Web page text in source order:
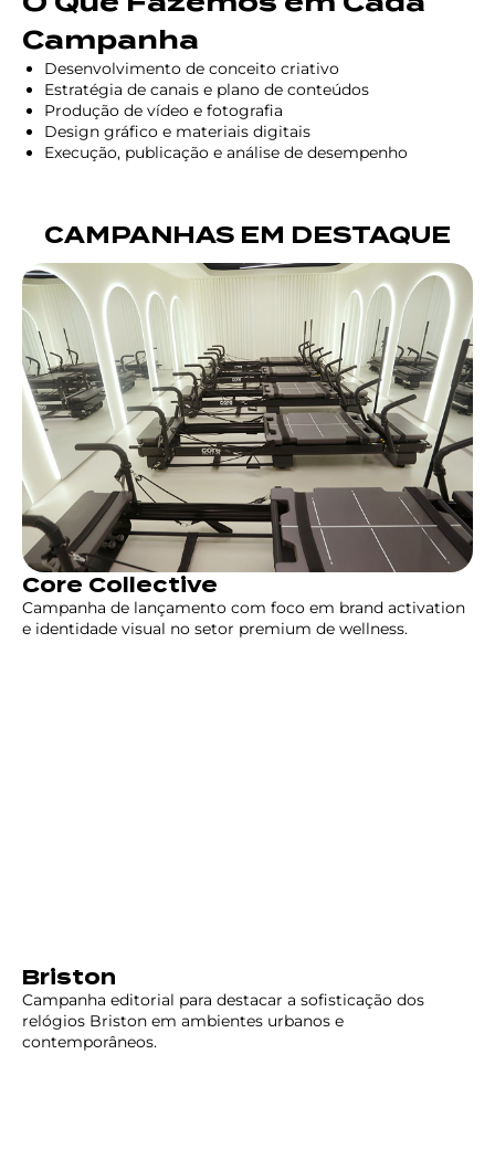
Campanha
Desenvolvimento de conceito criativo
Estratégia de canais e plano de conteúdos
Produção de vídeo e fotografia
Design gráfico e materiais digitais
Execução, publicação e análise de desempenho
CAMPANHAS EM DESTAQUE
Core Collective
Campanha de lançamento com foco em brand activation
e identidade visual no setor premium de wellness.
Briston
Campanha editorial para destacar a sofisticação dos
relógios Briston em ambientes urbanos e
contemporâneos.